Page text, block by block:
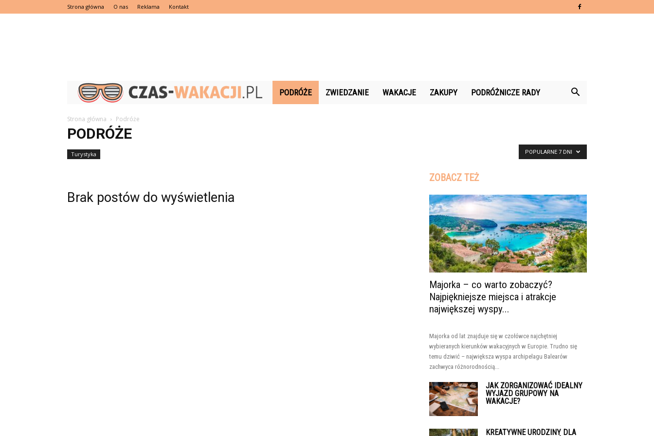
Strona główna O nas Reklama Kontakt
Czas-
PODRÓŻE ZWIEDZANIE WAKACJE ZAKUPY PODRÓŻNICZE RADY
Strona główna Podróże
PODRÓŻE
Turystyka POPULARNE 7 DNI
Brak postów do wyświetlenia
ZOBACZ TEŻ
Majorka – co warto zobaczyć?
Najpiękniejsze miejsca i atrakcje
największej wyspy...
Majorka od lat znajduje się w czołówce najchętniej
wybieranych kierunków wakacyjnych w Europie. Trudno się
temu dziwić – największa wyspa archipelagu Balearów
zachwyca różnorodnością...
JAK ZORGANIZOWAĆ IDEALNY
WYJAZD GRUPOWY NA
WAKACJE?
KREATYWNE URODZINY DLA